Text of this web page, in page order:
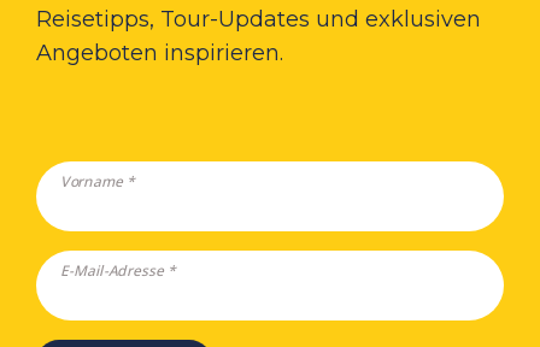
Reisetipps, Tour-Updates und exklusiven
Angeboten inspirieren.
Vorname *
E-Mail-Adresse *